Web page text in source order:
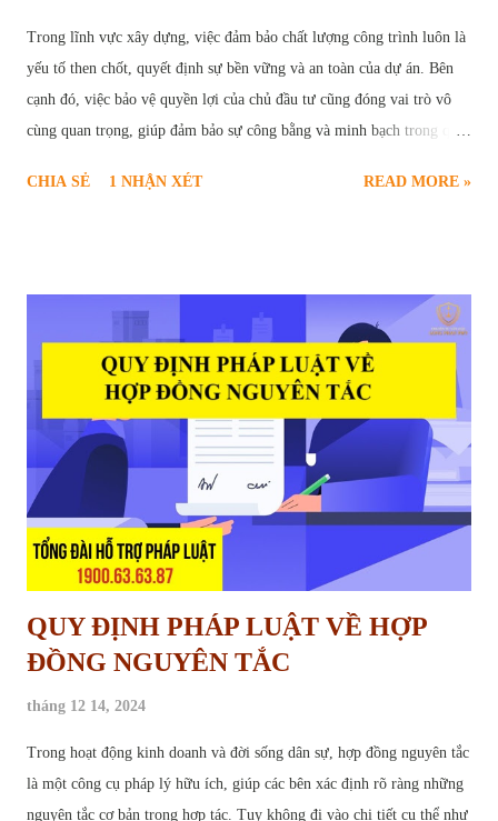
Trong lĩnh vực xây dựng, việc đảm bảo chất lượng công trình luôn là
yếu tố then chốt, quyết định sự bền vững và an toàn của dự án. Bên
cạnh đó, việc bảo vệ quyền lợi của chủ đầu tư cũng đóng vai trò vô
cùng quan trọng, giúp đảm bảo sự công bằng và minh bạch trong quá
thành một điều khoản phổ biến, được quy định rõ ràng trong các hợp
và toàn diện về quy định giữ lại tiền bảo hành công trình xây dựng.
Khi nào được giữ tiền bảo hành nhà ở của nhà thầu Mục Đích Giữ Lại
Tiền Bảo Hành Công Trình Tiền bảo hành công trình, về bản chất, là
sau khi công trình hoàn thành. Khoản tiền này đóng vai trò như một
"cam kết" từ phía nhà t...
CHIA SẺ 1 NHẬN XÉT READ MORE »
QUY ĐỊNH PHÁP LUẬT VỀ HỢP
ĐỒNG NGUYÊN TẮC
tháng 12 14, 2024
Trong hoạt động kinh doanh và đời sống dân sự, hợp đồng nguyên tắc
là một công cụ pháp lý hữu ích, giúp các bên xác định rõ ràng những
nguyên tắc cơ bản trong hợp tác. Tuy không đi vào chi tiết cụ thể như